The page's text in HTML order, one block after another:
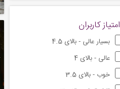
امتیاز کاربران
بسیار عالی - بالای 4.5
عالی - بالای 4
خوب - بالای 3.5